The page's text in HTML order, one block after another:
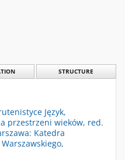
STRUCTURE
Język,
przestrzeni wieków, red.
Katedra